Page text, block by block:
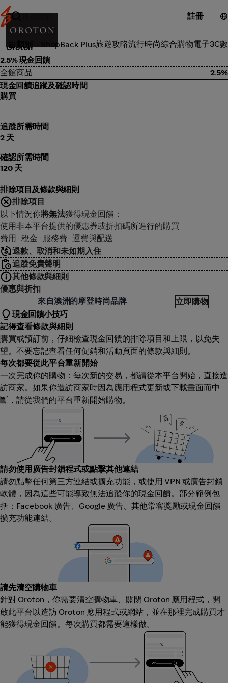
註冊
ShopBack Plus旅遊攻略流行時尚綜合購物電子3C
流行時尚
Oroton
2.5% 現金回饋
全館商品
2.5%
現金回饋追蹤及確認時間
購買
追蹤所需時間
2 天
確認所需時間
120 天
排除項目及條款與細則
排除項目
以下情況你將無法獲得現金回饋：
使用非本平台提供的優惠券或折扣碼所進行的購買
費用 · 稅金 · 服務費 · 運費與配送
退款、取消和未如期入住
追蹤免責聲明
其他條款與細則
優惠與折扣
來自澳洲的摩登時尚品牌
立即購物
現金回饋小技巧
記得查看條款與細則
購買或預訂前，仔細檢查現金回饋的排除項目和上限，以免失
望。不要忘記查看任何促銷和活動頁面的條款與細則。
每次都要從此平台重新開始
一次完成你的購物：每次新的交易，都請從本平台開始，直接造
訪商家。如果你造訪商家時因為應用程式更新或下載畫面而中
斷，請從我們的平台重新開始購物。
請勿使用廣告封鎖程式或點擊其他連結
請勿點擊任何第三方連結或擴充功能，或使用 VPN 或廣告封鎖
軟體，因為這些可能導致無法追蹤你的現金回饋。部分範例包
括：Facebook 廣告、Google 廣告、其他常客獎勵或現金回饋
擴充功能連結。
請先清空購物車
針對 Oroton，你需要清空購物車、關閉 Oroton 應用程式，開
啟此平台以造訪 Oroton 應用程式或網站，並在那裡完成購買才
能獲得現金回饋。每次購買都需要這樣做。